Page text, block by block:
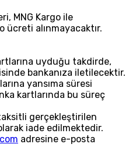
MNG Kargo ile
alınmayacaktır.
uyduğu takdirde,
bankanıza iletilecektir.
yansıma süresi
kartlarında bu süreç
gerçekleştirilen
iade edilmektedir.
adresine e-posta